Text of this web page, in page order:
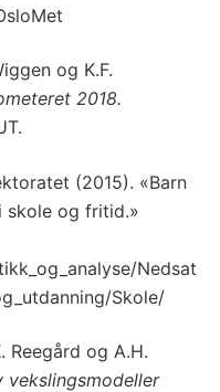
og K.F.
2018.
(2015). «Barn
skole og fritid.»
Nedsat
Skole/
Reegård og A.H.
vekslingsmodeller